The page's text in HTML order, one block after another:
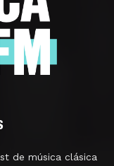
de música clásica